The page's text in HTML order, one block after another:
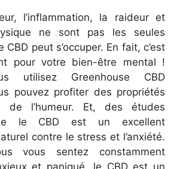
l’inflammation, la raideur et
ne sont pas les seules
peut s’occuper. En fait, c’est
pour votre bien-être mental !
utilisez Greenhouse CBD
pouvez profiter des propriétés
de l’humeur. Et, des études
le CBD est un excellent
contre le stress et l’anxiété.
vous sentez constamment
et paniqué, le CBD est un